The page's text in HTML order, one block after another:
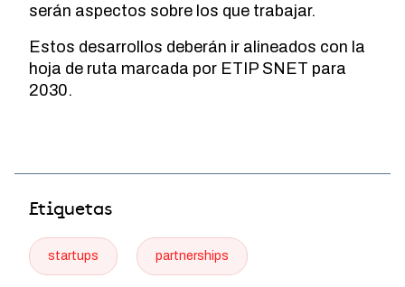
serán aspectos sobre los que trabajar.
Estos desarrollos deberán ir alineados con la
hoja de ruta marcada por ETIP SNET para
2030.
Etiquetas
startups partnerships